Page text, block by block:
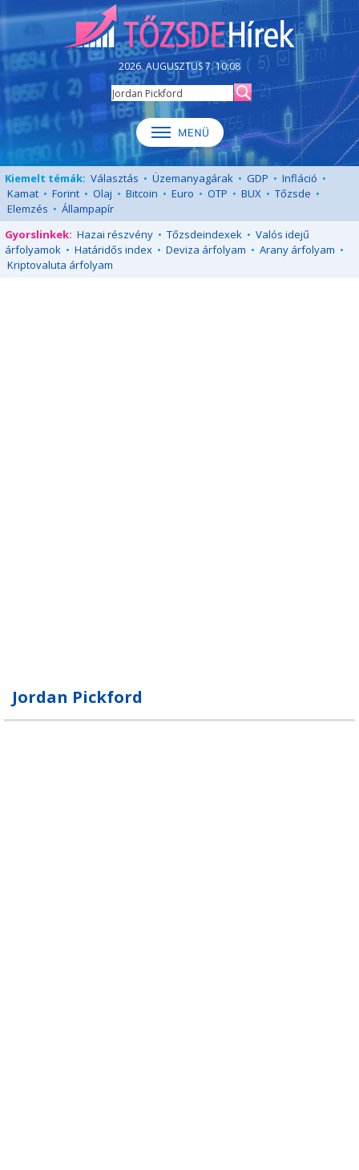
2026. AUGUSZTUS 7. 10:08
Kiemelt témák: Választás • Üzemanyagárak • GDP • Infláció •
Kamat • Forint • Olaj • Bitcoin • Euro • OTP • BUX • Tőzsde •
Elemzés • Állampapír
Gyorslinkek: Hazai részvény • Tőzsdeindexek • Valós idejű
árfolyamok • Határidős index • Deviza árfolyam • Arany árfolyam •
Kriptovaluta árfolyam
Jordan Pickford